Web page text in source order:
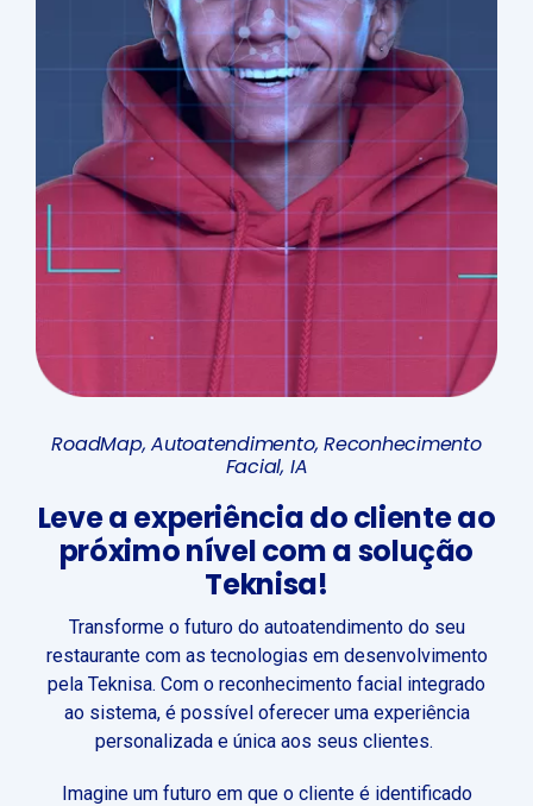
RoadMap,Autoatendimento,Reconhecimento
Facial, IA
Leve a experiência do cliente ao
próximo nível com a solução
Teknisa!
Transforme o futuro do autoatendimento do seu
restaurante com as tecnologias em desenvolvimento
pela Teknisa. Com o reconhecimento facial integrado
ao sistema, é possível oferecer uma experiência
personalizada e única aos seus clientes.
Imagine um futuro em que o cliente é identificado